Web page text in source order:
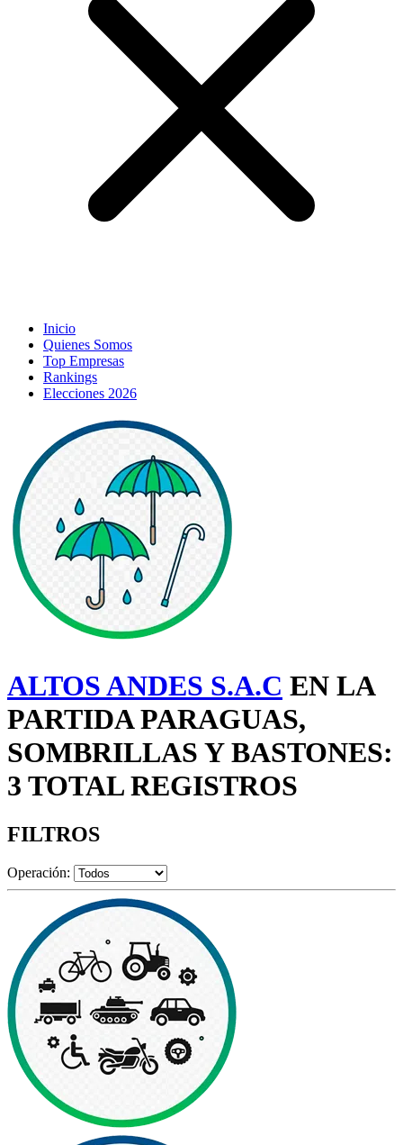
Inicio
Quienes Somos
Top Empresas
Rankings
Elecciones 2026
ALTOS ANDES S.A.C EN LA
PARTIDA PARAGUAS,
SOMBRILLAS Y BASTONES:
3 TOTAL REGISTROS
FILTROS
Operación: